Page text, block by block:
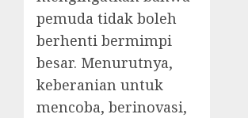
pemuda tidak boleh
berhenti bermimpi
besar. Menurutnya,
keberanian untuk
mencoba, berinovasi,